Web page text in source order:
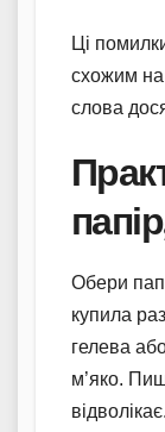
Ці
схожим на
слова
Обери
купила
гелева
м’яко.
відволікає.